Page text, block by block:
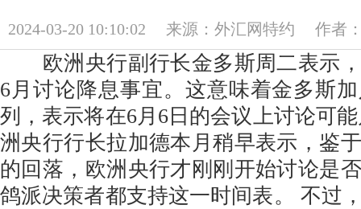
2024-03-20 10:10:02 来源：外汇网特约 作者
欧洲央行副行长金多斯周二表示，
6月讨论降息事宜。这意味着金多斯
列，表示将在6月6日的会议上讨论可
洲央行行长拉加德本月稍早表示，鉴
的回落，欧洲央行才刚刚开始讨论是
鸽派决策者都支持这一时间表。 不过